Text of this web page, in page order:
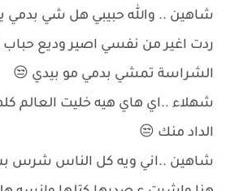
شاهين .. والله حبيبي هل شي
ردت اغير من نفسي اصير وديع
الشراسة تمشي بدمي مو بيدي 😒
شهلاء ..اي هاي هيه خليت العالم
الداد منك 😒
شاهين ..اني ويه كل الناس شرس